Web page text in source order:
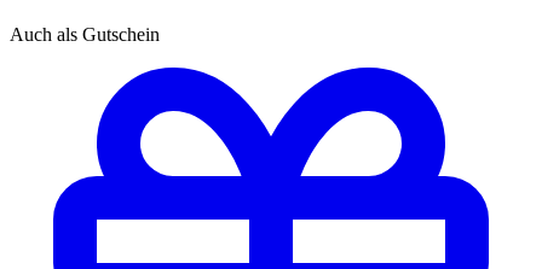
Auch als Gutschein